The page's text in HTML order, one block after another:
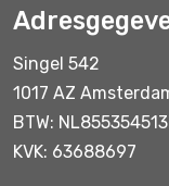
Singel 542
1017 AZ
BTW:
KVK: 63688697